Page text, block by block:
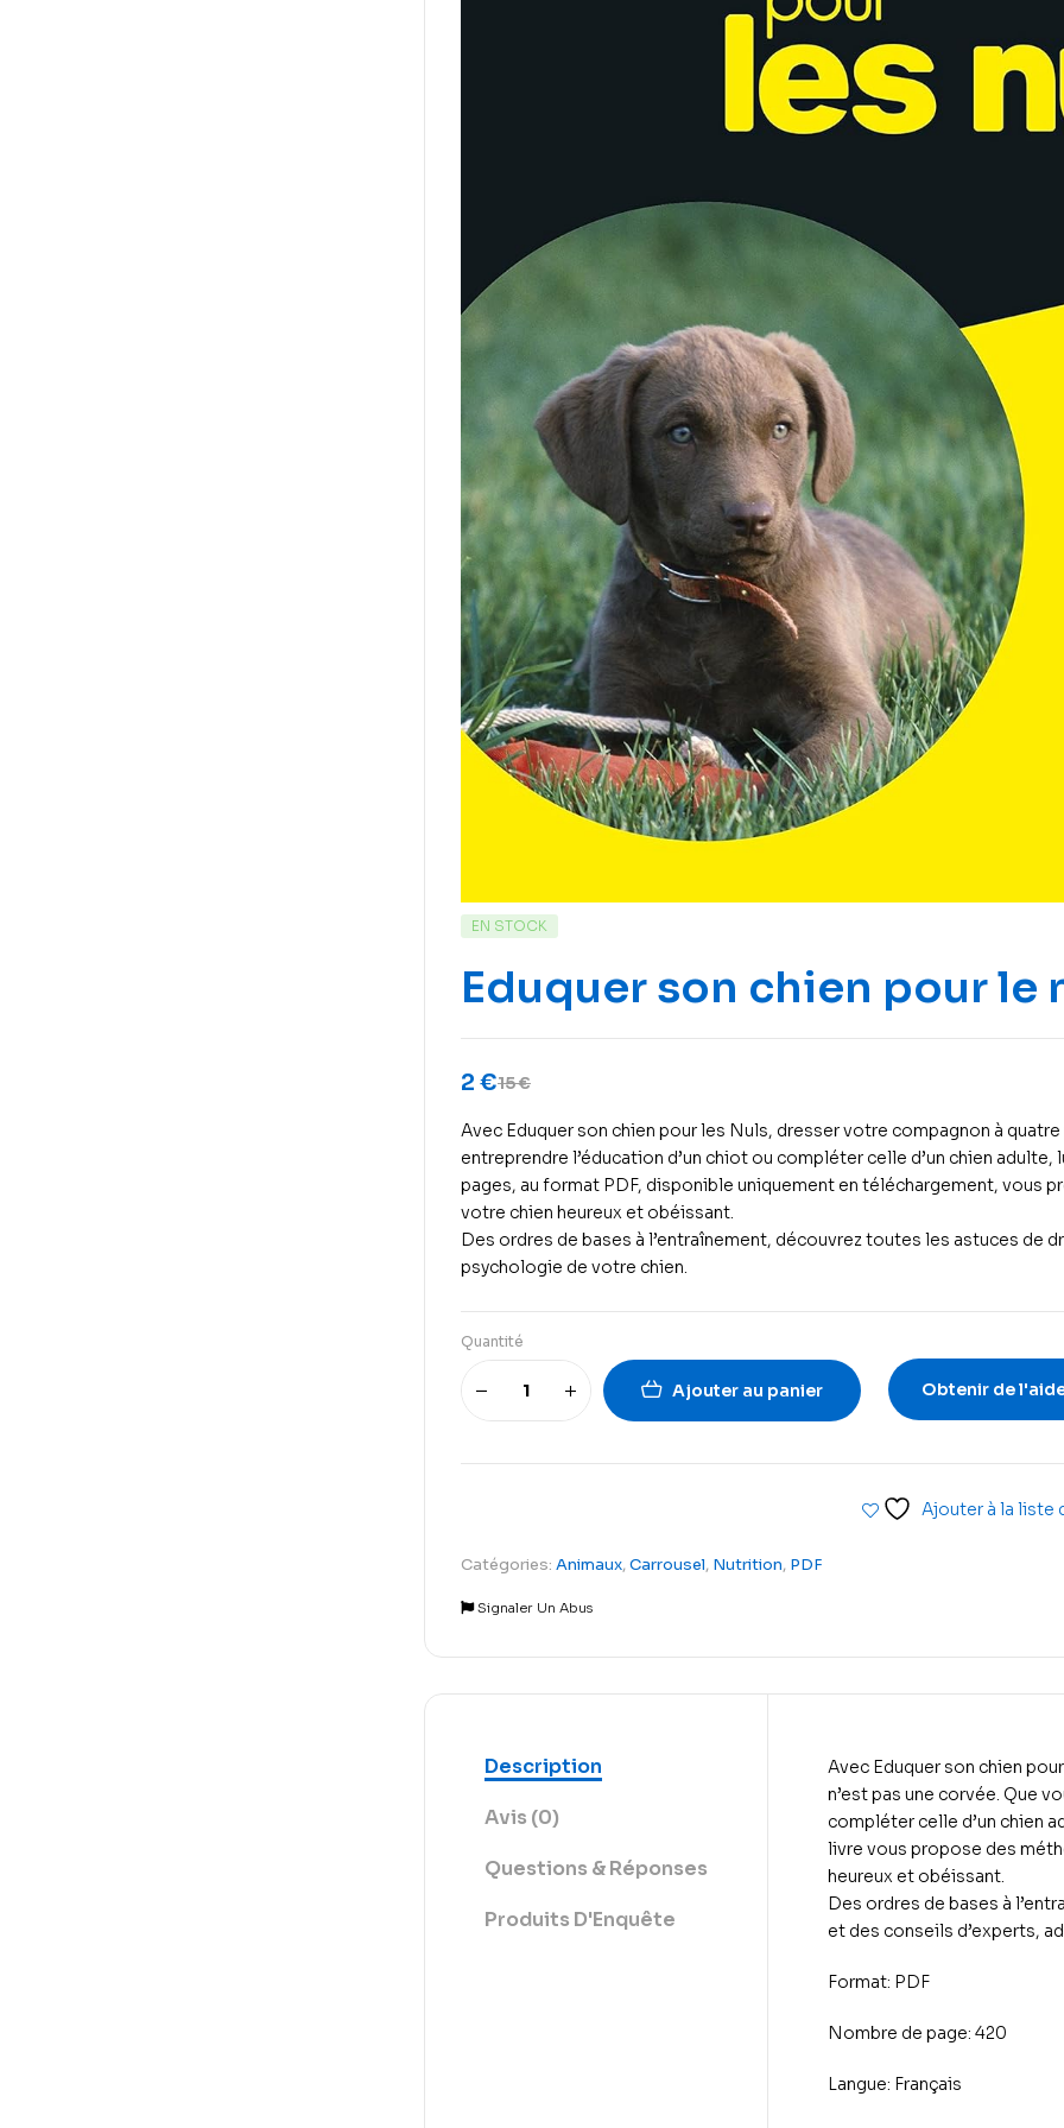
EN STOCK
Eduquer son chien pour le
15€
2 €
Avec Eduquer son chien pour les Nuls, dresser votre compagnon à
entreprendre l’éducation d’un chiot ou compléter celle d’un chien
pages, au format PDF, disponible uniquement en téléchargement, vous
votre chien heureux et obéissant.
Des ordres de bases à l’entraînement, découvrez toutes les astuces de
psychologie de votre chien.
Quantité
Ajouter au panier Obtenir de
Ajouter à la liste
Catégories: Animaux,Carrousel, Nutrition, PDF
Signaler Un Abus
Description
Avis (0)
Questions & Réponses
Produits D'Enquête
Avec Eduquer son chien
n’est pas une corvée. Que
compléter celle d’un chien
livre vous propose des
heureux et obéissant.
Des ordres de bases à
et des conseils d’experts,
Format: PDF
Nombre de page: 420
Langue: Français